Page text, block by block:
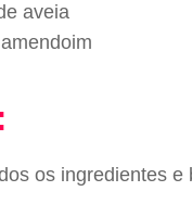
aveia
os ingredientes